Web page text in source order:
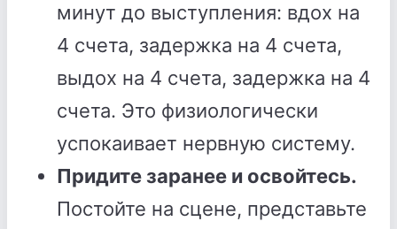
минут до выступления: вдох на
4 счета, задержка на 4 счета,
выдох на 4 счета, задержка на 4
счета. Это физиологически
успокаивает нервную систему.
Придите заранее и освойтесь.
Постойте на сцене, представьте